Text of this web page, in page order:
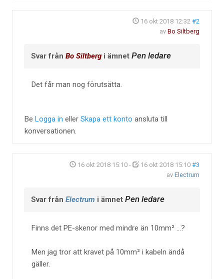
16 okt 2018 12:32 #2
av Bo Siltberg
Svar från Bo Siltberg i ämnet Pen ledare
Det får man nog förutsätta.
Be Logga in eller Skapa ett konto ansluta till
konversationen.
16 okt 2018 15:10 - 16 okt 2018 15:10 #3
av Electrum
Svar från Electrum i ämnet Pen ledare
Finns det PE-skenor med mindre än 10mm² ...?
Men jag tror att kravet på 10mm² i kabeln ändå
gäller.